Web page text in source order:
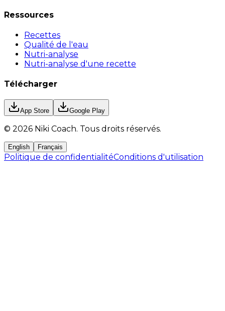
Ressources
Recettes
Qualité de l'eau
Nutri-analyse
Nutri-analyse d'une recette
Télécharger
App Store Google Play
© 2026 Niki Coach. Tous droits réservés.
English Français
Politique de confidentialitéConditions d'utilisation